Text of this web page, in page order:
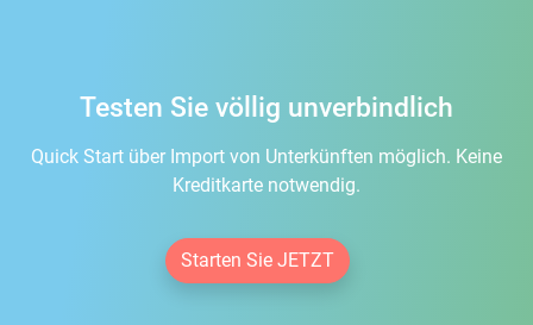
Testen Sie völlig unverbindlich
Quick Start über Import von Unterkünften möglich. Keine
Kreditkarte notwendig.
Starten Sie JETZT